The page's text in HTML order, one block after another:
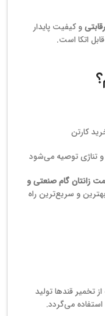
و کیفیت پایدار
اتکا است.
کارتن
تناژی توصیه می‌شود
زانتان گام صنعتی و
و سریع‌ترین راه
تخمیر قندها تولید
استفاده می‌گردد.